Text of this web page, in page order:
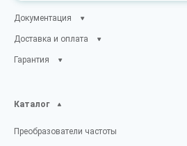
Документация
Доставка и оплата
Гарантия
Каталог
Преобразователи частоты